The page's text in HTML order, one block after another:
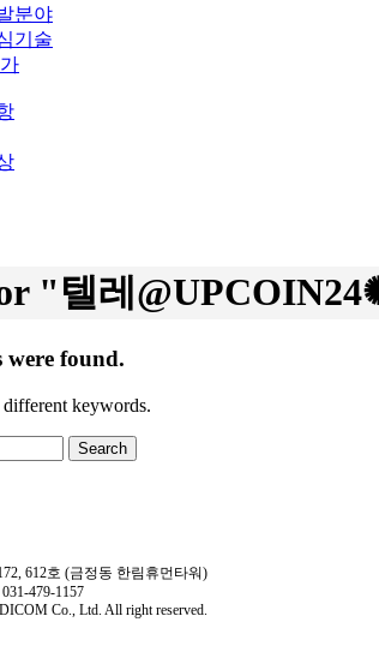
분야
기술
"텔레
were found.
keywords.
Search
612호 (금정동 한림휴먼타워)
479-1157
Co., Ltd. All right reserved.